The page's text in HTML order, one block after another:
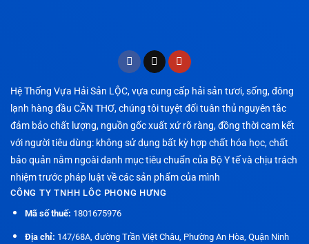
Hệ Thống Vựa Hải Sản LỘC, vựa cung cấp hải sản tươi, sống, đông
lạnh hàng đầu CẦN THƠ, chúng tôi tuyệt đối tuân thủ nguyên tắc
đảm bảo chất lượng, nguồn gốc xuất xứ rõ ràng, đồng thời cam kết
với người tiêu dùng: không sử dụng bất kỳ hợp chất hóa học, chất
bảo quản nằm ngoài danh mục tiêu chuẩn của Bộ Y tế và chịu trách
nhiệm trước pháp luật về các sản phẩm của mình
CÔNG TY TNHH LÔC PHONG HƯNG
Mã số thuế: 1801675976
Địa chỉ: 147/68A, đường Trần Việt Châu, Phường An Hòa, Quận Ninh